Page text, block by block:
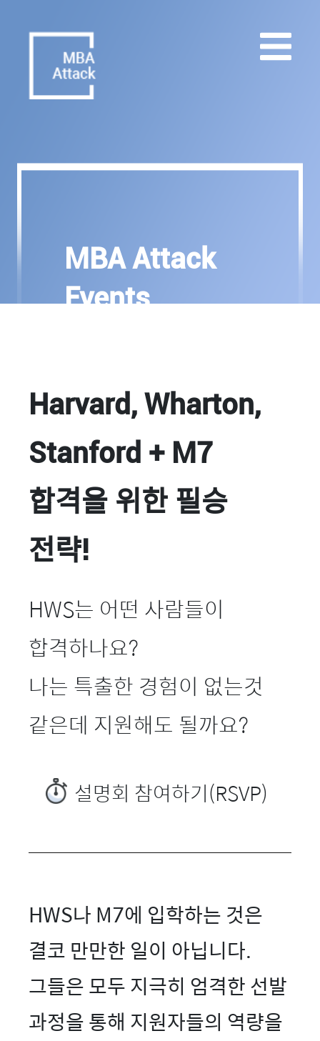
MBA Attack
Events
Harvard, Wharton,
Stanford + M7
합격을 위한 필승
전략!
HWS는 어떤 사람들이
합격하나요?
나는 특출한 경험이 없는것
같은데 지원해도 될까요?
설명회 참여하기(RSVP)
HWS나 M7에 입학하는 것은
결코 만만한 일이 아닙니다.
그들은 모두 지극히 엄격한 선발
과정을 통해 지원자들의 역량을